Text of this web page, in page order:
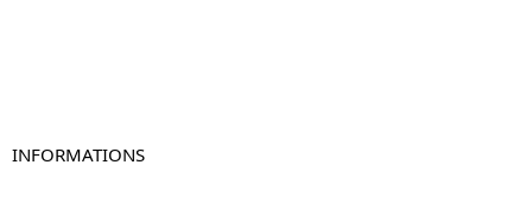
INFORMATIONS